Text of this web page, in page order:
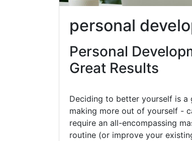
personal
Personal
Great Results
Deciding to better yourself is a
making more out of yourself -
require an all-encompassing
routine (or improve your